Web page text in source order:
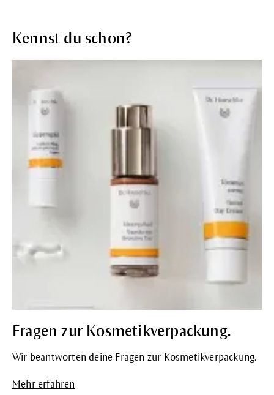
Kennst du schon?
Fragen zur Kosmetikverpackung.
Wir beantworten deine Fragen zur Kosmetikverpackung.
Mehr erfahren